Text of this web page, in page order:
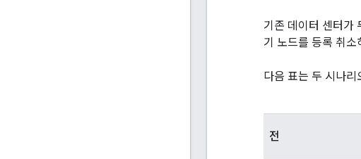
기존 데이터 센터가
기 노드를 등록 취
다음 표는 두 시나
전